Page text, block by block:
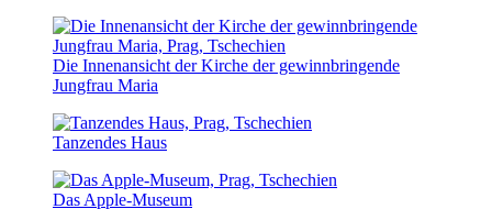
Die Innenansicht der Kirche der gewinnbringende
Jungfrau Maria
Tanzendes Haus
Das Apple-Museum